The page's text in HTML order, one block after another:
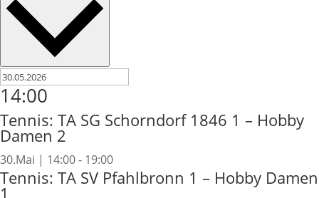
14:00
Tennis: TA SG Schorndorf 1846 1 – Hobby
Damen 2
30.Mai | 14:00- 19:00
Tennis: TA SV Pfahlbronn 1 – Hobby Damen
1